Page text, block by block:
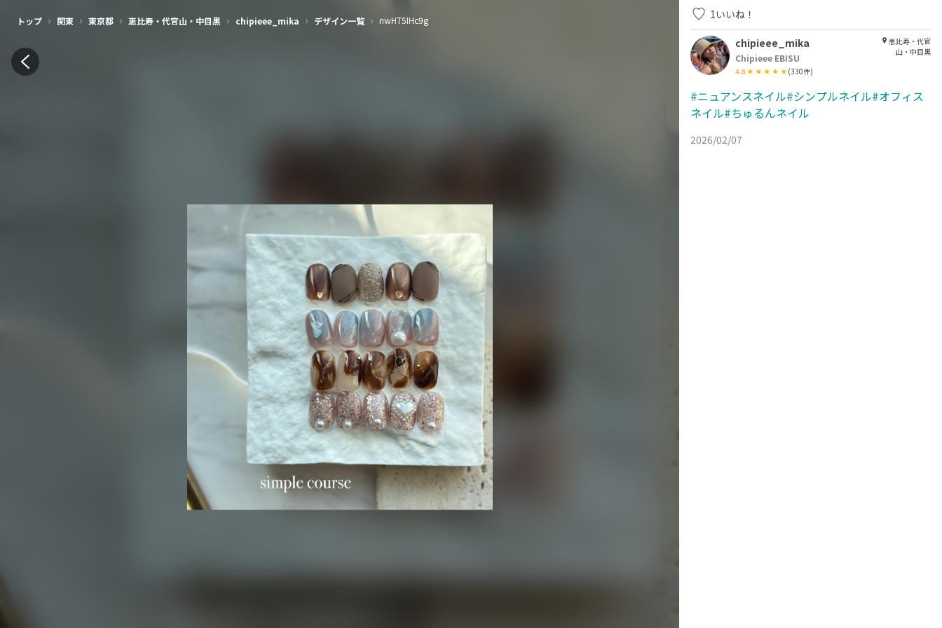
トップ › 関東 › 東京都 › 恵比寿・代官山・中目黒 › chipieee_mika › デザイン一覧 › nwHT5IHc9g 1いいね！
chipieee_mika
Chipieee EBISU
4.8 (330件)
恵比寿・代官
山・中目黒
#ニュアンスネイル#シンプルネイル#オフィス
ネイル#ちゅるんネイル
2026/02/07